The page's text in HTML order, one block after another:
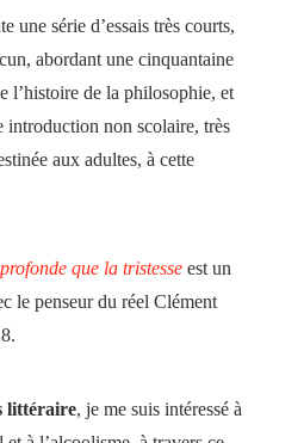
une série d’essais très courts,
abordant une cinquantaine
l’histoire de la philosophie, et
introduction non scolaire, très
aux adultes, à cette
que la tristesseest un
le penseur du réel Clément
littéraire, je me suis intéressé à